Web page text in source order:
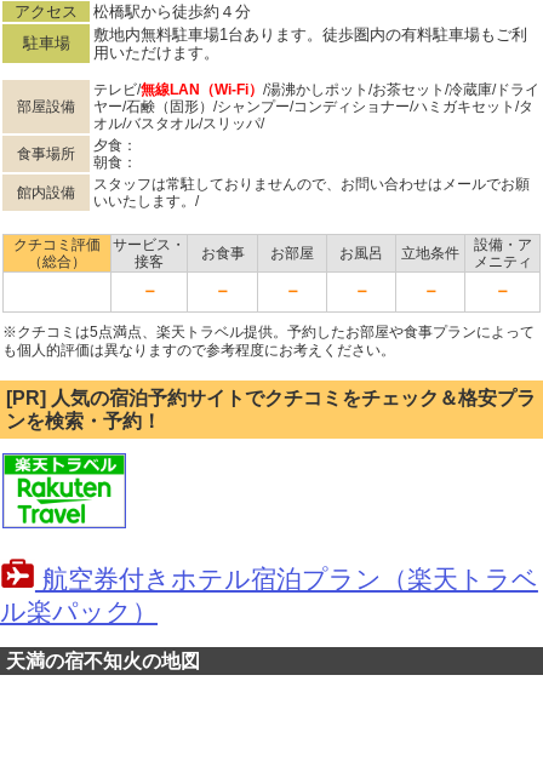
アクセス
松橋駅から徒歩約４分
駐車場
敷地内無料駐車場1台あります。徒歩圏内の有料駐車場もご利
用いただけます。
部屋設備
テレビ/無線LAN（Wi-Fi） /湯沸かしポット/お茶セット/冷蔵庫/ドライ
ヤー/石鹸（固形）/シャンプー/コンディショナー/ハミガキセット/タ
オル/バスタオル/スリッパ/
食事場所
夕食：
朝食：
館内設備
スタッフは常駐しておりませんので、お問い合わせはメールでお願
いいたします。/
クチコミ評価
（総合）
サービス・
接客
お食事 お部屋 お風呂 立地条件
設備・ア
メニティ
－ － － － － －
※クチコミは5点満点、楽天トラベル提供。予約したお部屋や食事プランによって
も個人的評価は異なりますので参考程度にお考えください。
[PR] 人気の宿泊予約サイトでクチコミをチェック＆格安プラ
ンを検索・予約！
航空券付きホテル宿泊プラン（楽天トラベ
ル楽パック）
天満の宿不知火の地図